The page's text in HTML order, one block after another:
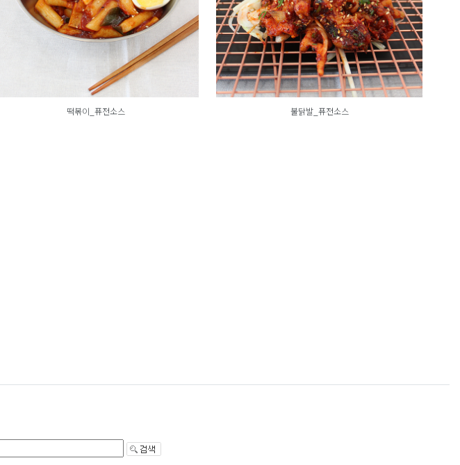
떡볶이_퓨전소스 불닭발_퓨전소스